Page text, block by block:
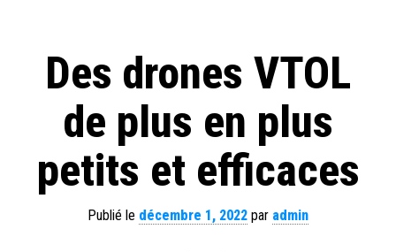
Des drones VTOL
de plus en plus
petits et efficaces
Publié le décembre 1, 2022 par admin